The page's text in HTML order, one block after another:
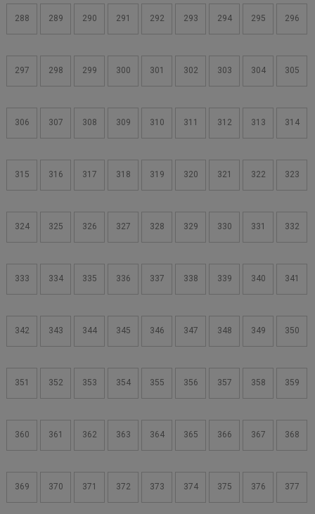
288 289 290 291 292 293 294 295 296
297 298 299 300 301 302 303 304 305
306 307 308 309 310 311 312 313 314
315 316 317 318 319 320 321 322 323
324 325 326 327 328 329 330 331 332
333 334 335 336 337 338 339 340 341
342 343 344 345 346 347 348 349 350
351 352 353 354 355 356 357 358 359
360 361 362 363 364 365 366 367 368
369 370 371 372 373 374 375 376 377